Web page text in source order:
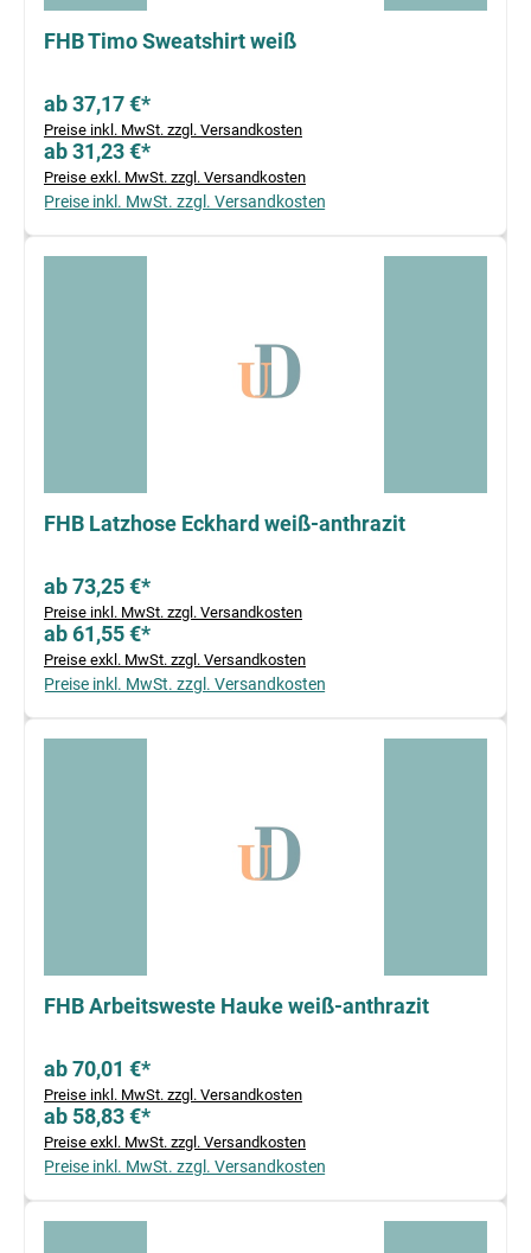
FHB Timo Sweatshirt weiß
ab 37,17 €*
Preise inkl. MwSt. zzgl. Versandkosten
ab 31,23 €*
Preise exkl. MwSt. zzgl. Versandkosten
Preise inkl. MwSt. zzgl. Versandkosten
FHB Latzhose Eckhard weiß-anthrazit
ab 73,25 €*
Preise inkl. MwSt. zzgl. Versandkosten
ab 61,55 €*
Preise exkl. MwSt. zzgl. Versandkosten
Preise inkl. MwSt. zzgl. Versandkosten
FHB Arbeitsweste Hauke weiß-anthrazit
ab 70,01 €*
Preise inkl. MwSt. zzgl. Versandkosten
ab 58,83 €*
Preise exkl. MwSt. zzgl. Versandkosten
Preise inkl. MwSt. zzgl. Versandkosten